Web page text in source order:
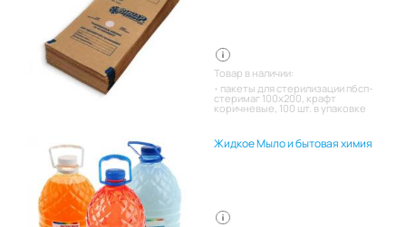
Товар в наличии:
пакеты для стерилизации пбсп-
стеримаг 100х200, крафт
коричневые, 100 шт. в упаковке
Жидкое Мыло и бытовая химия